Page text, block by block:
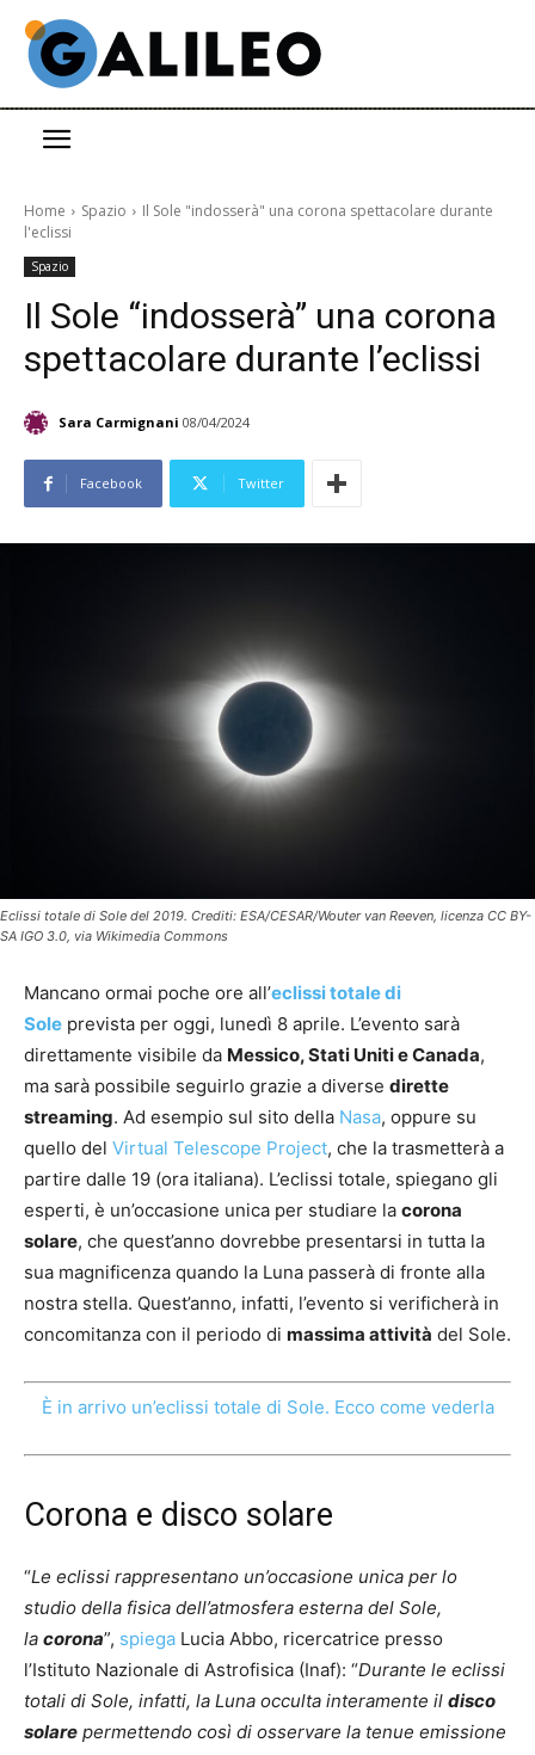
Home Spazio
Il Sole "indosserà" una corona spettacolare durante
l'eclissi
Spazio
Il Sole “indosserà” una corona
spettacolare durante l’eclissi
Sara Carmignani 08/04/2024
Facebook Twitter
Eclissi totale di Sole del 2019. Crediti: ESA/CESAR/Wouter van Reeven, licenza CC BY-
SA IGO 3.0, via Wikimedia Commons
Mancano ormai poche ore all’eclissi totale di
Sole prevista per oggi, lunedì 8 aprile. L’evento sarà
direttamente visibile da Messico, Stati Uniti e Canada,
ma sarà possibile seguirlo grazie a diverse dirette
streaming. Ad esempio sul sito della Nasa, oppure su
quello del Virtual Telescope Project, che la trasmetterà a
partire dalle 19 (ora italiana). L’eclissi totale, spiegano gli
esperti, è un’occasione unica per studiare la corona
solare, che quest’anno dovrebbe presentarsi in tutta la
sua magnificenza quando la Luna passerà di fronte alla
nostra stella. Quest’anno, infatti, l’evento si verificherà in
concomitanza con il periodo di massima attività del Sole.
È in arrivo un’eclissi totale di Sole. Ecco come vederla
Corona e disco solare
“Le eclissi rappresentano un’occasione unica per lo
studio della fisica dell’atmosfera esterna del Sole,
la corona”, spiega Lucia Abbo, ricercatrice presso
l’Istituto Nazionale di Astrofisica (Inaf): “Durante le eclissi
totali di Sole, infatti, la Luna occulta interamente il disco
solare permettendo così di osservare la tenue emissione